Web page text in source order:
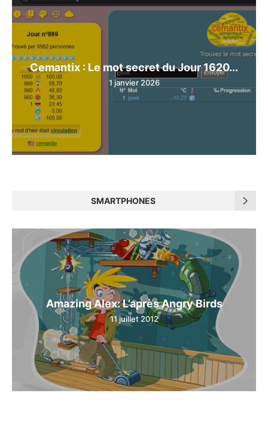
Cemantix : Le mot secret du Jour 1620...
1 janvier 2026
SMARTPHONES
Amazing Alex: L’après Angry Birds
11 juillet 2012